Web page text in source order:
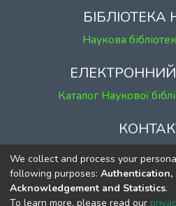
Наукова
Каталог Наукової
м. Київ, вул.
к. 1, к.
тел. (044)
We collect and process your
following purposes: Authentication,
Acknowledgement and Statistics.
To learn more, please read our